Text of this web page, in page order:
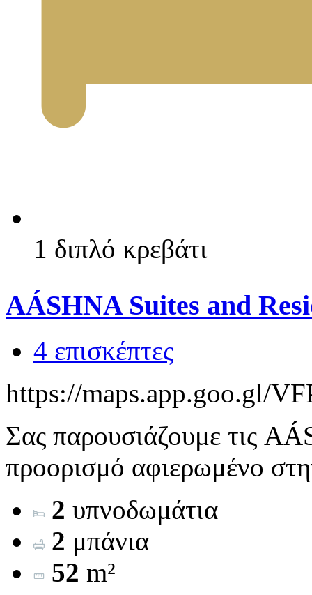
1 διπλό κρεβάτι
AÁSHNA Suites and
4 επισκέπτες
https://maps.app.goo.gl/
Σας παρουσιάζουμε τις
προορισμό αφιερωμένο
2 υπνοδωμάτια
2 μπάνια
52 m²